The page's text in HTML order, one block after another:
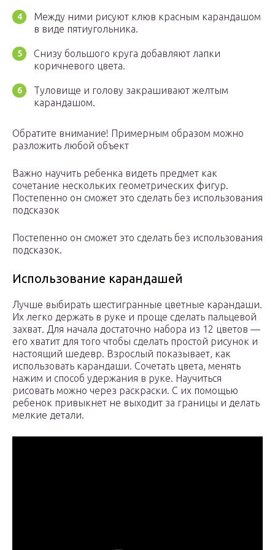
Между ними рисуют клюв красным карандашом
в виде пятиугольника.
Снизу большого круга добавляют лапки
коричневого цвета.
Туловище и голову закрашивают желтым
карандашом.
Обратите внимание! Примерным образом можно
разложить любой объект
Важно научить ребенка видеть предмет как
сочетание нескольких геометрических фигур.
Постепенно он сможет это сделать без использования
подсказок
Постепенно он сможет это сделать без использования
подсказок.
Использование карандашей
Лучше выбирать шестигранные цветные карандаши.
Их легко держать в руке и проще сделать пальцевой
захват. Для начала достаточно набора из 12 цветов —
его хватит для того чтобы сделать простой рисунок и
настоящий шедевр. Взрослый показывает, как
использовать карандаши. Сочетать цвета, менять
нажим и способ удержания в руке. Научиться
рисовать можно через раскраски. С их помощью
ребенок привыкнет не выходит за границы и делать
мелкие детали.